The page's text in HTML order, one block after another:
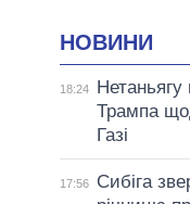
НОВИНИ
18:24
Трампа
Газі
17:56
Сибіга